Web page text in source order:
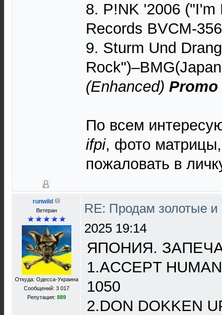
8. P!NK '2006 ("I'm
Records BVCM-
9. Sturm Und
(Enhanced) Promo
По всем
ifpi, фото
пожаловать в
runwild
Ветеран
Откуда: Одесса-Украина
Сообщений: 3 017
Репутация: 889
RE: Продам золотые
2025 19:14
ЯПОНИЯ.
1.ACCEPT
1050
2.DON DOKKEN